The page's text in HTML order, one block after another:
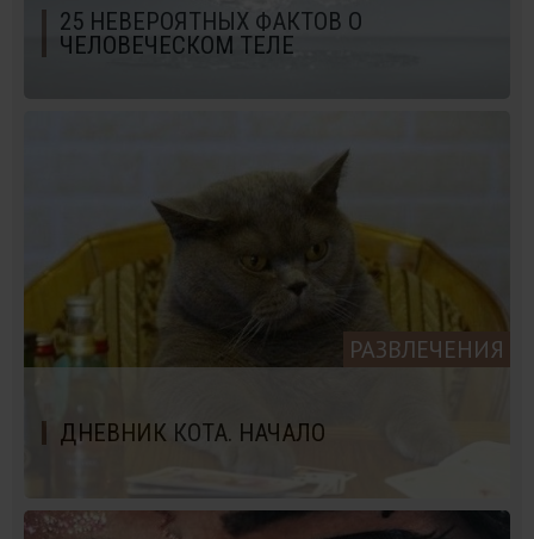
25 НЕВЕРОЯТНЫХ ФАКТОВ О
ЧЕЛОВЕЧЕСКОМ ТЕЛЕ
РАЗВЛЕЧЕНИЯ
ДНЕВНИК КОТА. НАЧАЛО